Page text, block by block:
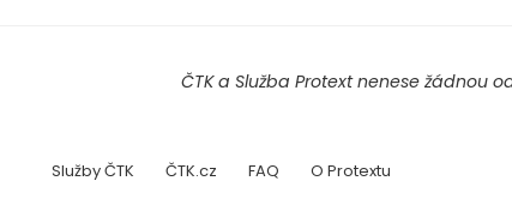
ČTK a Služba Protext nenese žádnou
Služby ČTK ČTK.cz FAQ O Protextu